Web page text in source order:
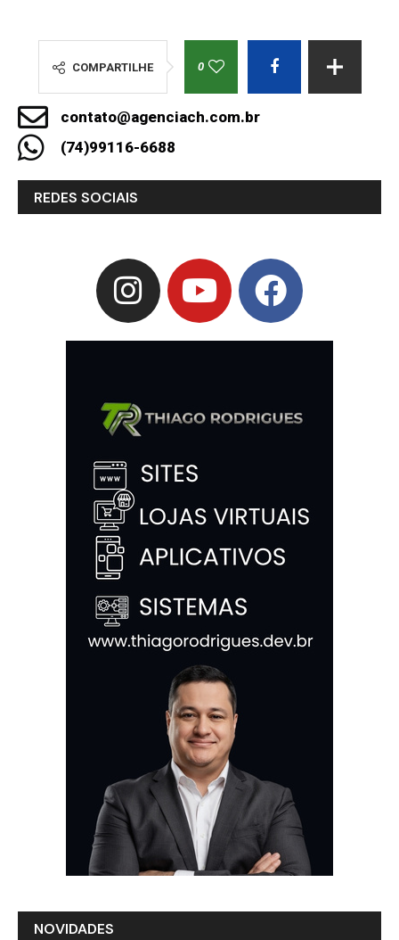
COMPARTILHE 0
contato@agenciach.com.br
(74)99116-6688
REDES SOCIAIS
NOVIDADES